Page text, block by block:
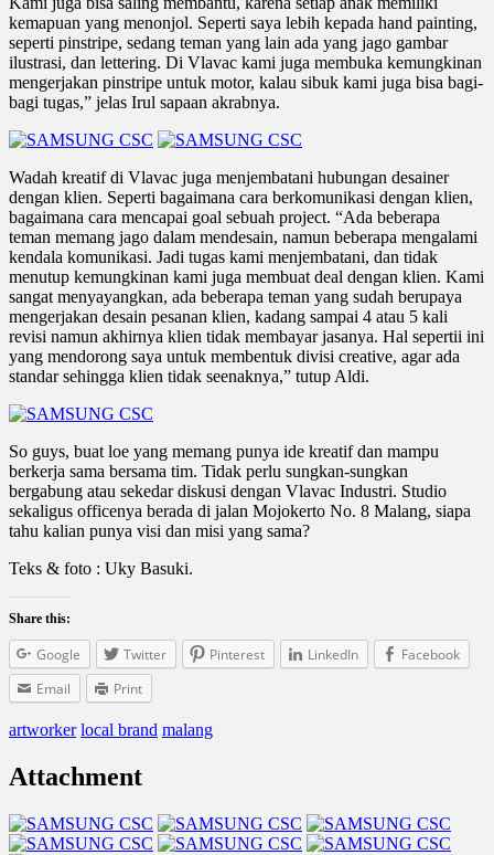
kemapuan yang menonjol. Seperti saya lebih kepada hand painting,
seperti pinstripe, sedang teman yang lain ada yang jago gambar
ilustrasi, dan lettering. Di Vlavac kami juga membuka kemungkinan
mengerjakan pinstripe untuk motor, kalau sibuk kami juga bisa bagi-
bagi tugas,” jelas Irul sapaan akrabnya.
Wadah kreatif di Vlavac juga menjembatani hubungan desainer
dengan klien. Seperti bagaimana cara berkomunikasi dengan klien,
bagaimana cara mencapai goal sebuah project. “Ada beberapa
teman memang jago dalam mendesain, namun beberapa mengalami
kendala komunikasi. Jadi tugas kami menjembatani, dan tidak
menutup kemungkinan kami juga membuat deal dengan klien. Kami
sangat menyayangkan, ada beberapa teman yang sudah berupaya
mengerjakan desain pesanan klien, kadang sampai 4 atau 5 kali
revisi namun akhirnya klien tidak membayar jasanya. Hal sepertii ini
yang mendorong saya untuk membentuk divisi creative, agar ada
standar sehingga klien tidak seenaknya,” tutup Aldi.
So guys, buat loe yang memang punya ide kreatif dan mampu
berkerja sama bersama tim. Tidak perlu sungkan-sungkan
bergabung atau sekedar diskusi dengan Vlavac Industri. Studio
sekaligus officenya berada di jalan Mojokerto No. 8 Malang, siapa
tahu kalian punya visi dan misi yang sama?
Teks & foto : Uky Basuki.
Share this:
Google Twitter Pinterest LinkedIn
Facebook
Email
Print
artworker local brand malang
Attachment